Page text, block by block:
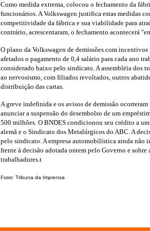
Como medida extrema, colocou o fechamento da
funcionários. A Volkswagen justifica estas medidas
competitividade da fábrica e sua viabilidade para
contrário, acrescentaram, o fechamento acontecerá
O plano da Volkswagen de demissões com incentivos
afetados o pagamento de 0,4 salário para cada ano
considerado baixo pelo sindicato. A assembléia dos
ao nervosismo, com filiados revoltados, outros
distribuição das cartas.
A greve indefinida e os avisos de demissão
anunciar a suspensão do desembolso de um
500 milhões. O BNDES condicionou seu crédito a
alemã e o Sindicato dos Metalúrgicos do ABC. A
pelo sindicato. A empresa automobilística ainda não
frente à decisão adotada ontem pelo Governo e
trabalhadores.t
Fonte: Tribuna da Imprensa